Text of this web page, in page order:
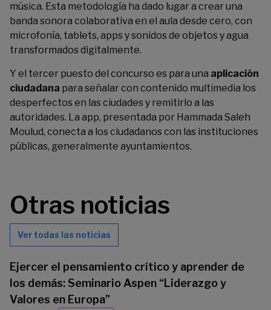
música. Esta metodología ha dado lugar a crear una
banda sonora colaborativa en el aula desde cero, con
microfonía, tablets, apps y sonidos de objetos y agua
transformados digitalmente.
Y el tercer puesto del concurso es para una aplicación
ciudadana para señalar con contenido multimedia los
desperfectos en las ciudades y remitirlo a las
autoridades. La app, presentada por Hammada Saleh
Moulud, conecta a los ciudadanos con las instituciones
públicas, generalmente ayuntamientos.
Otras noticias
Ver todas las noticias
Ejercer el pensamiento crítico y aprender de
los demás: Seminario Aspen “Liderazgo y
Valores en Europa”